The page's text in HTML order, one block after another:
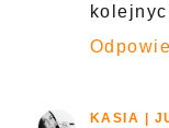
KASIA |